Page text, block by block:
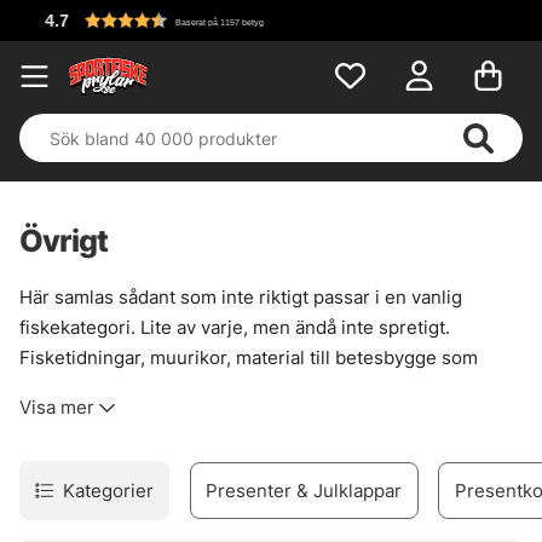
Övrigt
Här samlas sådant som inte riktigt passar i en vanlig
fiskekategori. Lite av varje, men ändå inte spretigt.
Fisketidningar, muurikor, material till betesbygge som
tillbehör som ofta behövs när fisket tar en annan väg än
För den som vill fylla på med smått men viktigt, eller leta
sig fram till något mer udda, är den här sidan en bra
Visa mer
Kategorier Presenter & Julklappar